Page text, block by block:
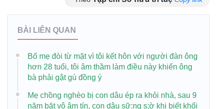
BÀI LIÊN QUAN
Bố mẹ đòi từ mặt vì tôi kết hôn với người đàn ông
hơn 28 tuổi, tôi âm thầm làm điều này khiến ông
bà phải gật gù đồng ý
Mẹ chồng nghèo bị con dâu ép ra khỏi nhà, sau 9
năm bặt vô âm tín, con dâu sữ:ng s;ờ khi biết khối